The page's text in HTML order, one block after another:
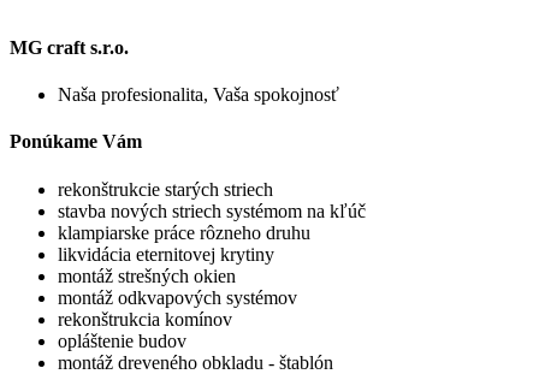
MG craft s.r.o.
Naša profesionalita, Vaša spokojnosť
Ponúkame Vám
rekonštrukcie starých striech
stavba nových striech systémom na kľúč
klampiarske práce rôzneho druhu
likvidácia eternitovej krytiny
montáž strešných okien
montáž odkvapových systémov
rekonštrukcia komínov
opláštenie budov
montáž dreveného obkladu - štablón